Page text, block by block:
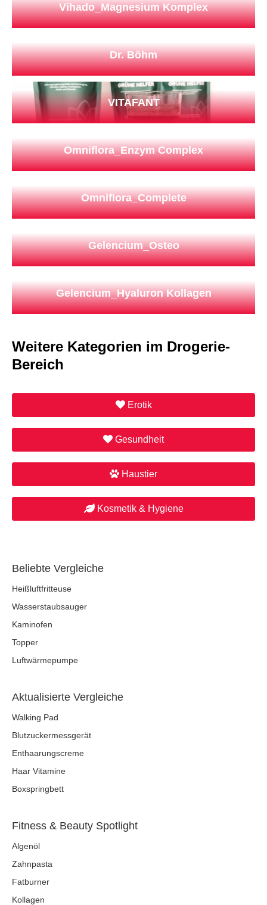
Vihado_Magnesium Komplex
Dr. Böhm
VITAFANT
Omniflora_Enzym Complex
Omniflora_Complete
Gelencium_Osteo
Gelencium_Hyaluron Kollagen
Weitere Kategorien im Drogerie-
Bereich
Erotik
Gesundheit
Haustier
Kosmetik & Hygiene
Beliebte Vergleiche
Heißluftfritteuse
Wasserstaubsauger
Kaminofen
Topper
Luftwärmepumpe
Aktualisierte Vergleiche
Walking Pad
Blutzuckermessgerät
Enthaarungscreme
Haar Vitamine
Boxspringbett
Fitness & Beauty Spotlight
Algenöl
Zahnpasta
Fatburner
Kollagen